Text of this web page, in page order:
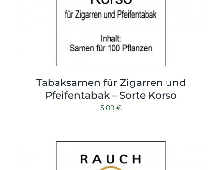
Tabaksamen für Zigarren und
Pfeifentabak – Sorte Korso
5,00 €